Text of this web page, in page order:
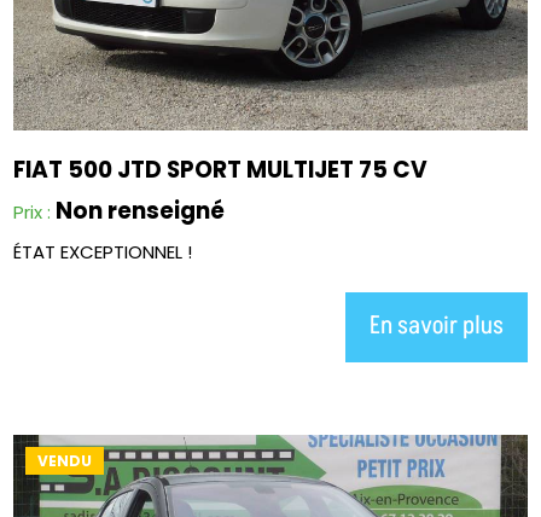
FIAT 500 JTD SPORT MULTIJET 75 CV
Prix : Non renseigné
ÉTAT EXCEPTIONNEL !
En savoir plus
VENDU